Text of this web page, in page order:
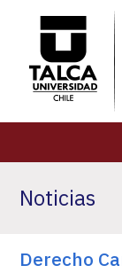
POSTGRADOS
Noticias
Derecho